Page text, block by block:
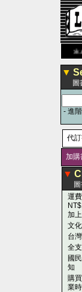
▼
圖
- 進
代
加購
▼
圖
運
加
文
台
全
國
知
購
業